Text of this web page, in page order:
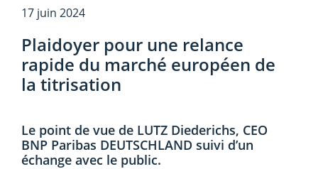
17 juin 2024
Plaidoyer pour une relance
rapide du marché européen de
la titrisation
Le point de vue de LUTZ Diederichs, CEO
BNP Paribas DEUTSCHLAND suivi d’un
échange avec le public.